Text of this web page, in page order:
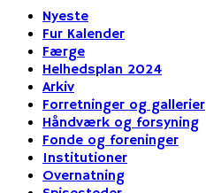
Nyeste
Fur Kalender
Færge
Helhedsplan 2024
Arkiv
Forretninger og gallerier
Håndværk og forsyning
Fonde og foreninger
Institutioner
Overnatning